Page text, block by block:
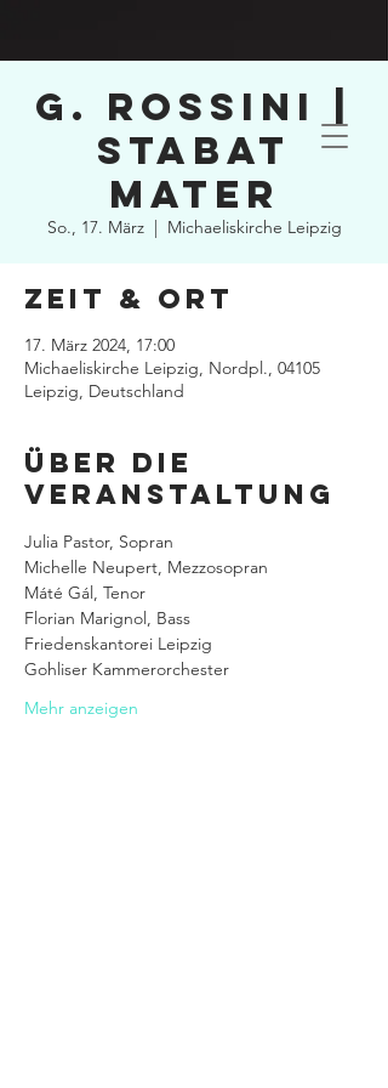
G. Rossini |
Stabat
mater
So., 17. März
  |
Michaeliskirche Leipzig
Zeit & Ort
17. März 2024, 17:00
Michaeliskirche Leipzig, Nordpl., 04105
Leipzig, Deutschland
Über die
Veranstaltung
Julia Pastor, Sopran
Michelle Neupert, Mezzosopran
Máté Gál, Tenor
Florian Marignol, Bass
Friedenskantorei Leipzig
Gohliser Kammerorchester
Mehr anzeigen